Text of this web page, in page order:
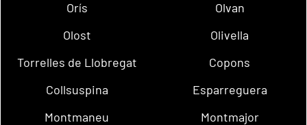
Orís
Olvan
Olost
Olivella
Torrelles de Llobregat
Copons
Collsuspina
Esparreguera
Montmaneu
Montmajor